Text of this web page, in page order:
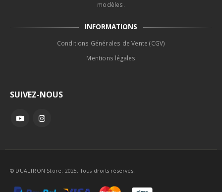
modèles.
INFORMATIONS
Conditions Générales de Vente (CGV)
Mentions légales
SUIVEZ-NOUS
© DUALTRON Store. 2025. Tous droits réservés.